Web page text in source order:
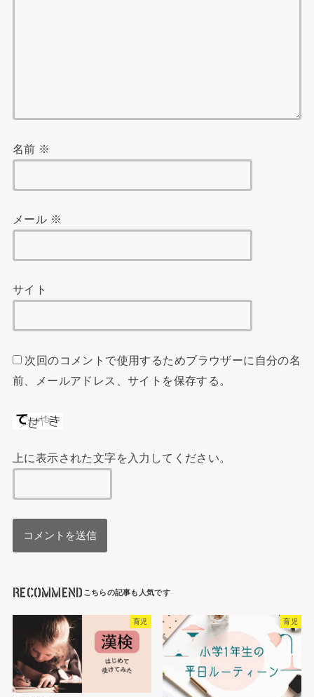
名前 ※
メール ※
サイト
次回のコメントで使用するためブラウザーに自分の名
前、メールアドレス、サイトを保存する。
上に表示された文字を入力してください。
RECOMMEND
育児 育児